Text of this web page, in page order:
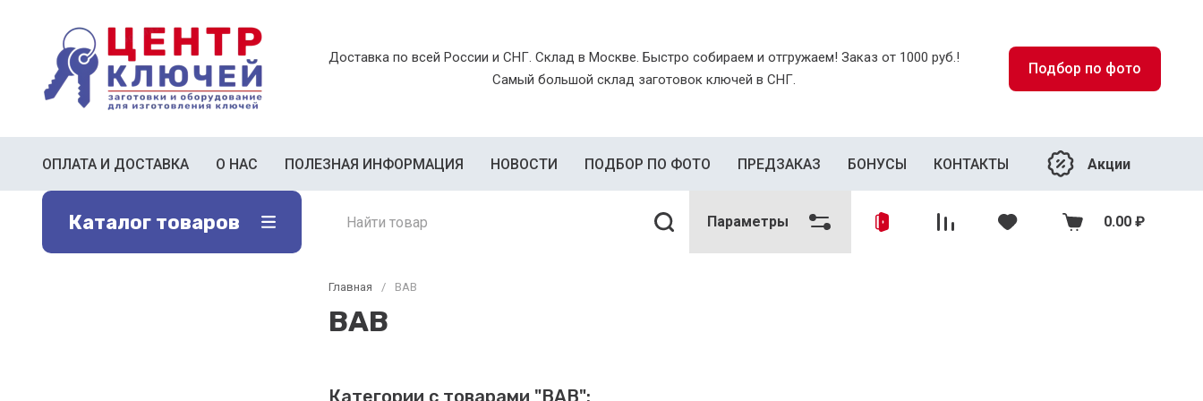
Доставка по всей России и СНГ. Склад в Москве. Быстро собираем и отгружаем! Заказ от 1000 руб.!
Самый большой склад заготовок ключей в СНГ.
Подбор по фото
ОПЛАТА И ДОСТАВКА О НАС ПОЛЕЗНАЯ ИНФОРМАЦИЯ НОВОСТИ ПОДБОР ПО ФОТО ПРЕДЗАКАЗ БОНУСЫ КОНТАКТЫ Акции
Каталог товаров Параметры 0.00 ₽
Главная / BAB
BAB
Категории с товарами "BAB":